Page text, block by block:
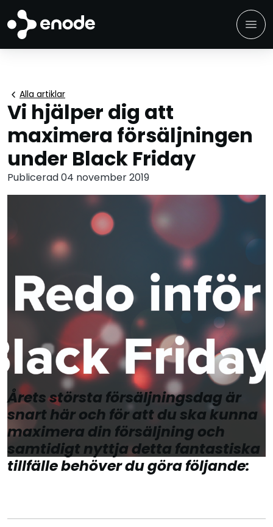
menu
chevron_left Alla artiklar
Vi hjälper dig att
maximera försäljningen
under Black Friday
Publicerad 04 november 2019
Årets största försäljningsdag är
snart här och för att du ska kunna
maximera din försäljning och
samtidigt nyttja detta fantastiska
tillfälle behöver du göra följande: